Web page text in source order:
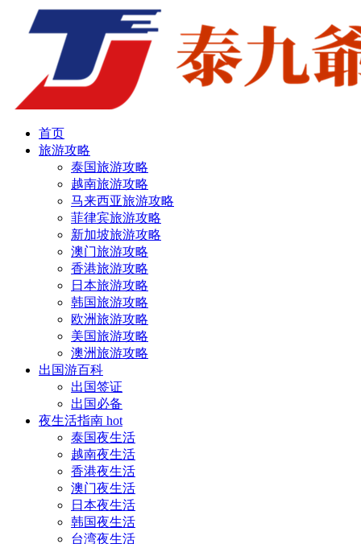
首页
旅游攻略
泰国旅游攻略
越南旅游攻略
马来西亚旅游攻略
菲律宾旅游攻略
新加坡旅游攻略
澳门旅游攻略
香港旅游攻略
日本旅游攻略
韩国旅游攻略
欧洲旅游攻略
美国旅游攻略
澳洲旅游攻略
出国游百科
出国签证
出国必备
夜生活指南 hot
泰国夜生活
越南夜生活
香港夜生活
澳门夜生活
日本夜生活
韩国夜生活
台湾夜生活